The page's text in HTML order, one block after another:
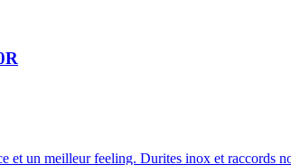
et un meilleur feeling. Durites inox et raccords